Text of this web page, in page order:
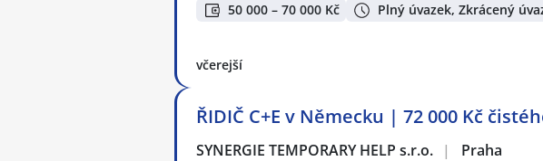
50 000 – 70 000 Kč Plný úvazek, Zkrácený
včerejší
ŘIDIČ C+E v Německu | 72 000 Kč
SYNERGIE TEMPORARY HELP s.r.o. | Praha